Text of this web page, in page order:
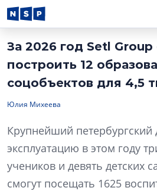
За 2026 год Setl
построить 12
соцобъектов для 4,5
Юлия Михеева
Крупнейший петербургский
эксплуатацию в этом году
учеников и девять детских
смогут посещать 1625